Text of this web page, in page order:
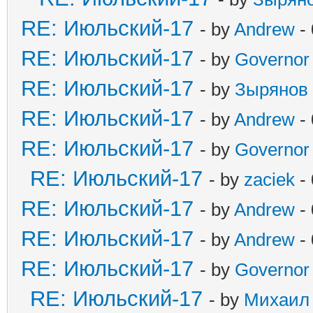
RE: Июльский-17 - by Andrew -
RE: Июльский-17 - by Governor
RE: Июльский-17 - by Зырянов
RE: Июльский-17 - by Andrew -
RE: Июльский-17 - by Governor
RE: Июльский-17 - by zaciek -
RE: Июльский-17 - by Andrew -
RE: Июльский-17 - by Andrew -
RE: Июльский-17 - by Governor
RE: Июльский-17 - by Михаил